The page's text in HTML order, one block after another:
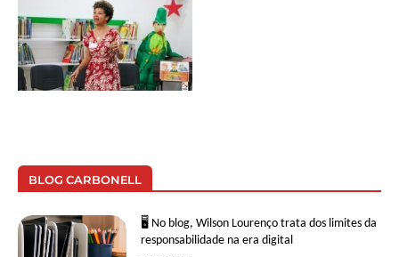
BLOG CARBONELL
🖥 No blog, Wilson Lourenço trata dos limites da
responsabilidade na era digital